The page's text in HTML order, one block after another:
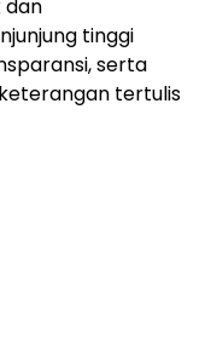
dan
tinggi
serta
tertulis